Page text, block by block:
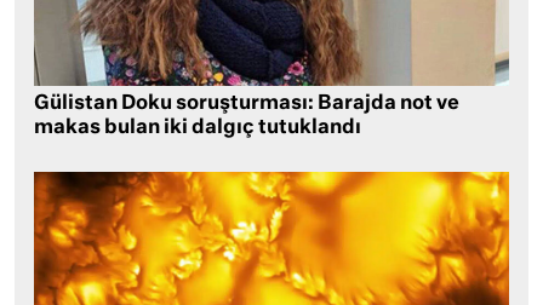
Gülistan Doku soruşturması: Barajda not ve
makas bulan iki dalgıç tutuklandı